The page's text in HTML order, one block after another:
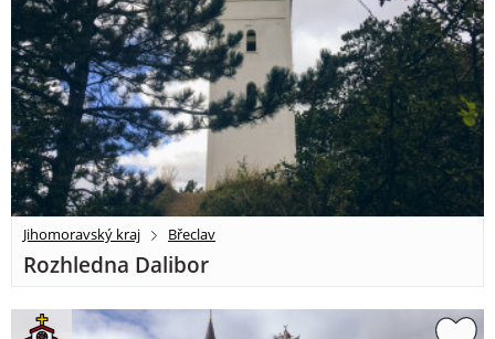
Jihomoravský kraj Břeclav
Rozhledna Dalibor